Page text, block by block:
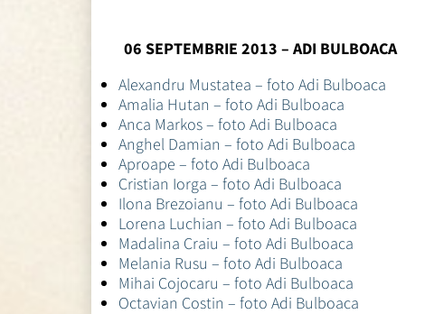
06 SEPTEMBRIE 2013 – ADI BULBOACA
Alexandru Mustatea – foto Adi Bulboaca
Amalia Hutan – foto Adi Bulboaca
Anca Markos – foto Adi Bulboaca
Anghel Damian – foto Adi Bulboaca
Aproape – foto Adi Bulboaca
Cristian Iorga – foto Adi Bulboaca
Ilona Brezoianu – foto Adi Bulboaca
Lorena Luchian – foto Adi Bulboaca
Madalina Craiu – foto Adi Bulboaca
Melania Rusu – foto Adi Bulboaca
Mihai Cojocaru – foto Adi Bulboaca
Octavian Costin – foto Adi Bulboaca